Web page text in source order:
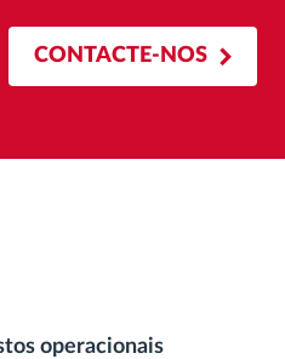
CONTACTE-NOS
operacionais